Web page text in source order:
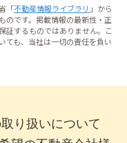
「不動産情報ライブラリ 」から
のです。掲載情報の最新性・正
証するものではありません。こ
ても、当社は一切の責任を負い
り扱いについて